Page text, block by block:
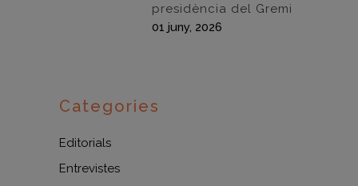
presidència del Gremi
01 juny, 2026
Categories
Editorials
Entrevistes